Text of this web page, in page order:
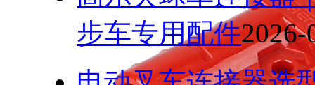
步车专用配件2026-